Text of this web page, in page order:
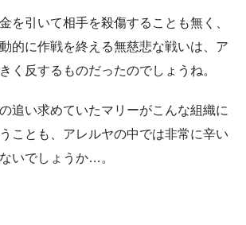
を引いて相手を殺傷することも無く、
的に作戦を終える無慈悲な戦いは、ア
く反するものだったのでしょうね。
追い求めていたマリーがこんな組織に
ことも、アレルヤの中では非常に辛い
いでしょうか…。